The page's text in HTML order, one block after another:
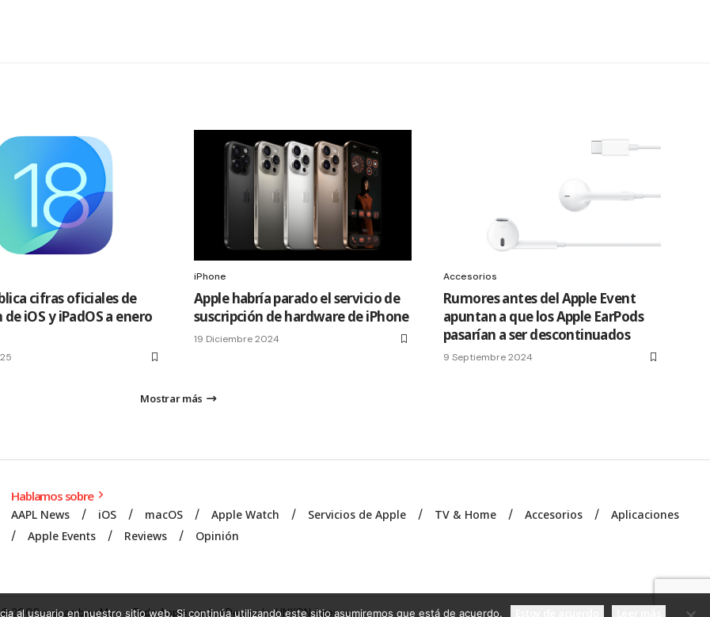
cifras oficiales de
iOS y iPadOS a enero
iPhone
Apple habría parado el servicio de
suscripción de hardware de iPhone
19 Diciembre 2024
Accesorios
Rumores antes del Apple Event
apuntan a que los Apple EarPods
pasarían a ser descontinuados
9 Septiembre 2024
Mostrar más
Hablamos sobre
AAPL News iOS macOS Apple Watch Servicios de Apple TV & Home Accesorios
Aplicaciones
Apple Events
Reviews Opinión
© 2008 mecambioaMac – Todo Apple y más | Design byUNXON Agency.
al usuario en nuestro sitio web. Si continúa utilizando este sitio asumiremos que está de acuerdo.